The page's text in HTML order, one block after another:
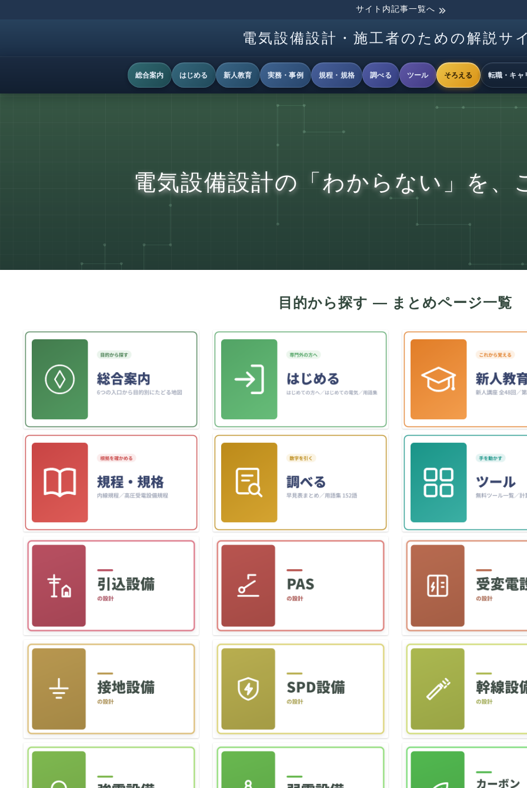
サイト内記事一覧へ
電気設備設計・施工者のための解説サ
総合案内 はじめる 新人教育 実務・事例 規程・規格 調べる ツール そろえる 転職・キャ
電気設備設計の「わからない」を、